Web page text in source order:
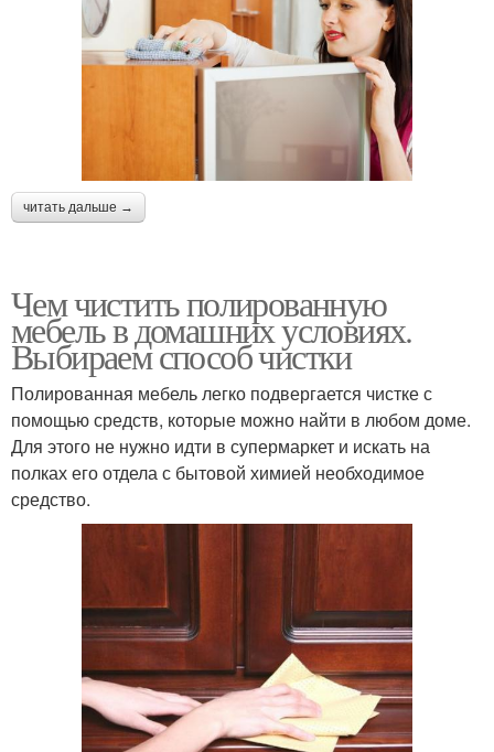
читать дальше →
Чем чистить полированную
мебель в домашних условиях.
Выбираем способ чистки
Полированная мебель легко подвергается чистке с
помощью средств, которые можно найти в любом доме.
Для этого не нужно идти в супермаркет и искать на
полках его отдела с бытовой химией необходимое
средство.